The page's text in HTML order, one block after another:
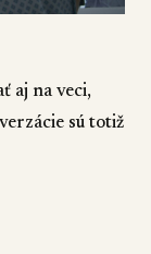
aj na veci,
sú totiž